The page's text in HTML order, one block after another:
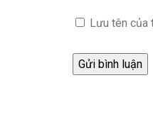
Lưu tên của